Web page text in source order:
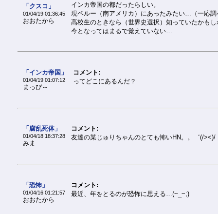
「クスコ」
01/04/19 01:36:45
おおたから
インカ帝国の都だったらしい。
現ペルー（南アメリカ）にあったみたい…（一応
高校生のときなら（世界史選択）知っていたかも
今となってはまるで覚えていない…
「インカ帝国」
01/04/19 01:07:12
まっぴ～
コメント:
ってどこにあるんだ？
「腐乱死体」
01/04/18 18:37:28
みま
コメント:
友達の某じゅりちゃんのとても怖いHN。。゛(/><)/
「恐怖」
01/04/16 01:21:57
おおたから
コメント:
最近、年をとるのが恐怖に思える…(~_~;)